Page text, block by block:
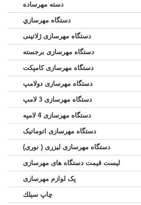
دسته مهرساده
دستگاه مهرسازي
دستگاه مهرسازی ژلاتینی
دستگاه مهرسازی برجسته
دستگاه مهرسازی کامپکت
دستگاه مهرسازی دولامپ
دستگاه مهرسازی 3 لامپ
دستگاه مهرسازی 4 لامپه
دستگاه مهرسازی اتوماتیک
دستگاه مهرسازی لیزری ( نوری)
لیست قیمت دستگاه های مهرسازی
پک لوازم مهرسازی
چاپ سيلك